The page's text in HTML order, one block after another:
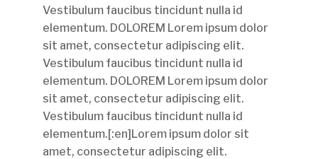
Vestibulum faucibus tincidunt nulla id
elementum. DOLOREM Lorem ipsum dolor
sit amet, consectetur adipiscing elit.
Vestibulum faucibus tincidunt nulla id
elementum. DOLOREM Lorem ipsum dolor
sit amet, consectetur adipiscing elit.
Vestibulum faucibus tincidunt nulla id
elementum.[:en]Lorem ipsum dolor sit
amet, consectetur adipiscing elit.